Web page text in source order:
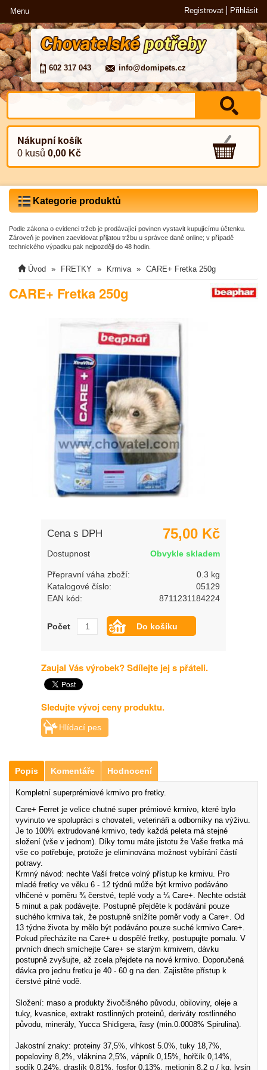
Menu Registrovat Přihlásit
602 317 043 info@domipets.cz
Nákupní košík
0 kusů0,00 Kč
Kategorie produktů
Podle zákona o evidenci tržeb je prodávající povinen vystavit kupujícímu účtenku.
Zároveň je povinen zaevidovat přijatou tržbu u správce daně online; v případě
technického výpadku pak nejpozději do 48 hodin.
Úvod FRETKY Krmiva CARE+ Fretka 250g
CARE+ Fretka 250g
Cena s DPH 75,00 Kč
Dostupnost Obvykle skladem
Přepravní váha zboží:
0.3 kg
Katalogové číslo:
05129
EAN kód:
8711231184224
Počet
Zaujal Vás výrobek? Sdílejte jej s přáteli.
Sledujte vývoj ceny produktu.
Hlídací pes
Popis Komentáře Hodnocení
Kompletní superprémiové krmivo pro fretky.
Care+ Ferret je velice chutné super prémiové krmivo, které bylo
vyvinuto ve spolupráci s chovateli, veterináři a odborníky na výživu.
Je to 100% extrudované krmivo, tedy každá peleta má stejné
složení (vše v jednom). Díky tomu máte jistotu že Vaše fretka má
vše co potřebuje, protože je eliminována možnost vybírání částí
potravy.
Krmný návod: nechte Vaší fretce volný přístup ke krmivu. Pro
mladé fretky ve věku 6 - 12 týdnů může být krmivo podáváno
vlhčené v poměru ¾ čerstvé, teplé vody a ¼ Care+. Nechte odstát
5 minut a pak podávejte. Postupně přejděte k podávání pouze
suchého krmiva tak, že postupně snížíte poměr vody a Care+. Od
13 týdne života by mělo být podáváno pouze suché krmivo Care+.
Pokud přecházíte na Care+ u dospělé fretky, postupujte pomalu. V
prvních dnech smíchejte Care+ se starým krmivem, dávku
postupně zvyšujte, až zcela přejdete na nové krmivo. Doporučená
dávka pro jednu fretku je 40 - 60 g na den. Zajistěte přístup k
čerstvé pitné vodě.
Složení: maso a produkty živočišného původu, obiloviny, oleje a
tuky, kvasnice, extrakt rostlinných proteinů, deriváty rostlinného
původu, minerály, Yucca Shidigera, řasy (min.0.0008% Spirulina).
Jakostní znaky: proteiny 37,5%, vlhkost 5.0%, tuky 18,7%,
popeloviny 8,2%, vláknina 2,5%, vápník 0,15%, hořčík 0,14%,
sodík 0,24%, draslík 0,81%, fosfor 0,13%, metionin 8,2 g / kg, lysin